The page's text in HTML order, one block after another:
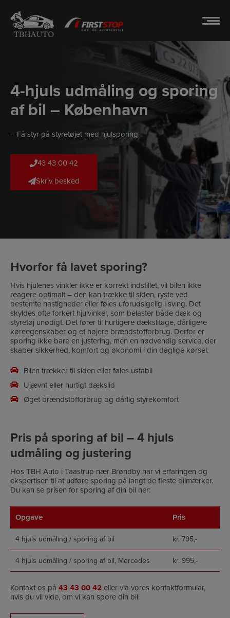
indholdet
4-hjuls udmåling og sporing
af bil – København
– Få styr på styretøjet med hjulsporing
43 43 00 42
Skriv besked
Hvorfor få lavet sporing?
Hvis hjulenes vinkler ikke er korrekt indstillet, vil bilen ikke
reagere optimalt – den kan trække til siden, ryste ved
bestemte hastigheder eller føles uforudsigelig i sving. Det
skyldes ofte forkert hjulvinkel, som belaster både dæk og
styretøj unødigt. Det fører til hurtigere dækslitage, dårligere
køreegenskaber og et højere brændstofforbrug. Derfor er
sporing ikke bare en justering, men en nødvendig service, der
skaber sikkerhed, komfort og økonomi i din daglige kørsel.
Bilen trækker til siden eller føles ustabil
Ujævnt eller hurtigt dækslid
Øget brændstofforbrug og dårlig styrekomfort
Pris på sporing af bil – 4 hjuls
udmåling og justering
Hos TBH Auto i Taastrup nær Brøndby har vi erfaringen og
ekspertisen til at udføre sporing på langt de fleste bilmærker.
Du kan se prisen for sporing af din bil her:
Opgave Pris
4 hjuls udmåling / sporing af bil
kr. 795,-
4 hjuls udmåling / sporing af bil, Mercedes
kr. 995,-
Kontakt os på 43 43 00 42 eller via vores kontaktformular,
hvis du vil vide, om vi kan spore din bil.